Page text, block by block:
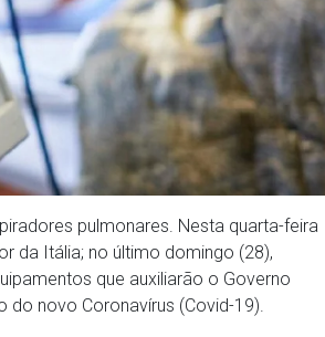
pulmonares. Nesta quarta-feira
da Itália; no último domingo (28),
que auxiliarão o Governo
novo Coronavírus (Covid-19).